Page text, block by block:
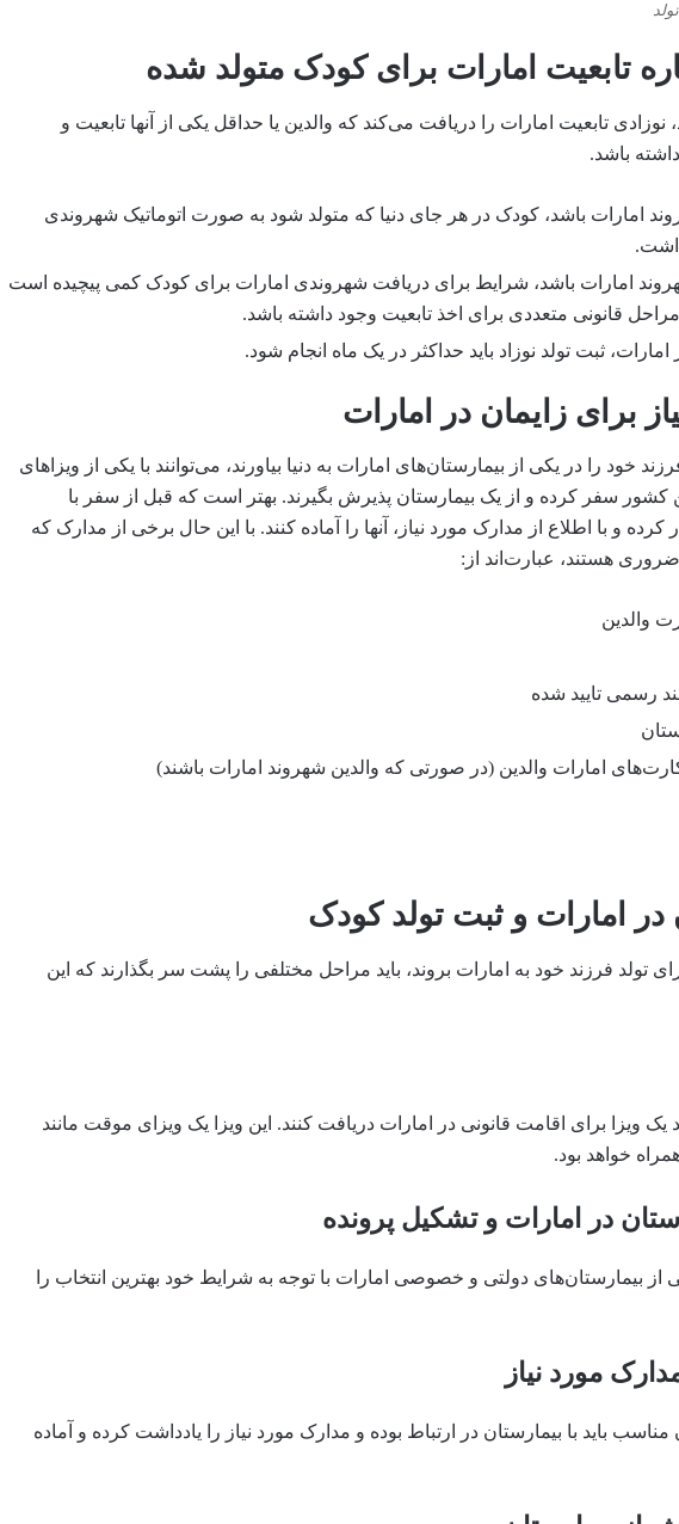
تابعیت امارات برای کودک متولد شده
تابعیت امارات را دریافت می‌کند که والدین یا حداقل یکی از آنها تابعیت و
باشد.
امارات باشد،‌ کودک در هر جای دنیا که متولد شود به صورت اتوماتیک شهروندی
امارات باشد،‌ شرایط برای دریافت شهروندی امارات برای کودک کمی پیچیده است
قانونی متعددی برای اخذ تابعیت وجود داشته باشد.
ثبت تولد نوزاد باید حداکثر در یک ماه انجام شود.
برای زایمان در امارات
خود را در یکی از بیمارستان‌های امارات به دنیا بیاورند، می‌توانند با یکی از ویزاهای
کشور سفر کرده و از یک بیمارستان پذیرش بگیرند. بهتر است که قبل از سفر با
کرده و با اطلاع از مدارک مورد نیاز، آنها را آماده کنند. با این حال برخی از مدارک که
هستند، عبارت‌اند از:
والدین
رسمی تایید شده
امارات والدین (در صورتی که والدین شهروند امارات باشند)
در امارات و ثبت تولد کودک
تولد فرزند خود به امارات بروند، باید مراحل مختلفی را پشت سر بگذارند که این
یک ویزا برای اقامت قانونی در امارات دریافت کنند. این ویزا یک ویزای موقت مانند
خواهد بود.
در امارات و تشکیل پرونده
از بیمارستان‌های دولتی و خصوصی امارات با توجه به شرایط خود بهترین انتخاب را
مورد نیاز
مناسب باید با بیمارستان در ارتباط بوده و مدارک مورد نیاز را یادداشت کرده و آماده